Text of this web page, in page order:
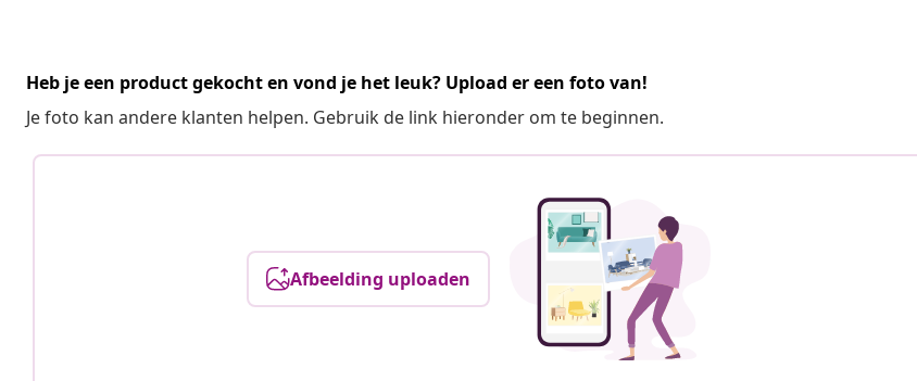
Heb je een product gekocht en vond je het leuk? Upload er een foto van!
Je foto kan andere klanten helpen. Gebruik de link hieronder om te beginnen.
Afbeelding uploaden